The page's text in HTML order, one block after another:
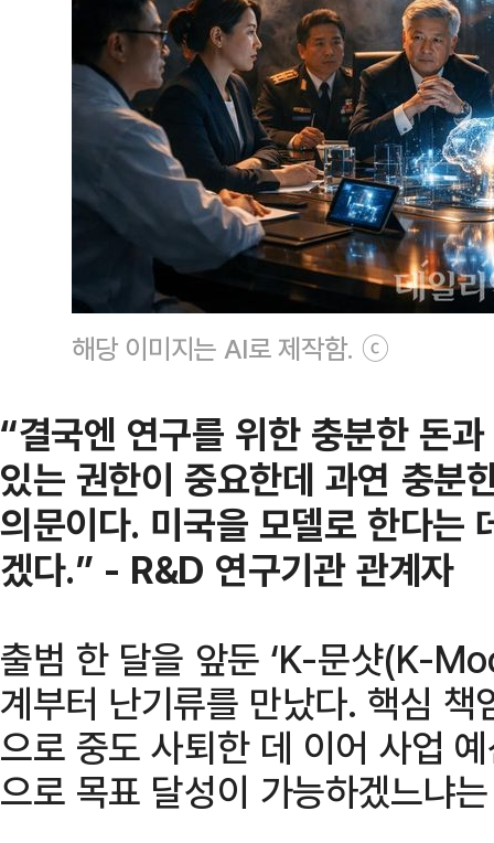
해당 이미지는 AI로 제작함. ⓒ
“결국엔 연구를 위한 충분한 돈
있는 권한이 중요한데 과연 충분
의문이다. 미국을 모델로 한다는
겠다.” - R&D 연구기관 관계자
출범 한 달을 앞둔 ‘K-문샷(K-
계부터 난기류를 만났다. 핵심
으로 중도 사퇴한 데 이어 사업
으로 목표 달성이 가능하겠느냐